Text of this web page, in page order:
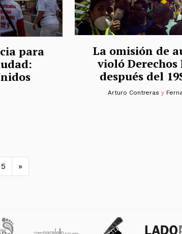
para
La omisión de
violó Derechos
después del
Arturo Contreras y
de entradas
5 »